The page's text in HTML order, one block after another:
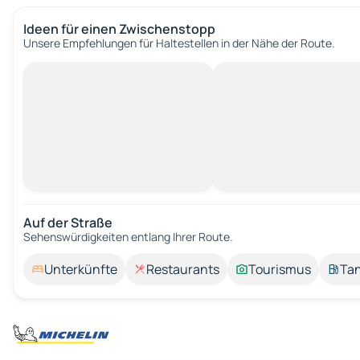
Ideen für einen Zwischenstopp
Unsere Empfehlungen für Haltestellen in der Nähe der Route.
Auf der Straße
Sehenswürdigkeiten entlang Ihrer Route.
Unterkünfte Restaurants Tourismus